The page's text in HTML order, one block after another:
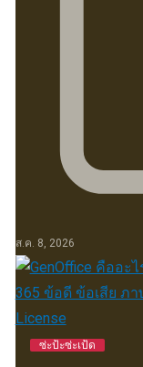
ส.ค. 8, 2026
ซ่ะป้ะซ่ะเป้ด